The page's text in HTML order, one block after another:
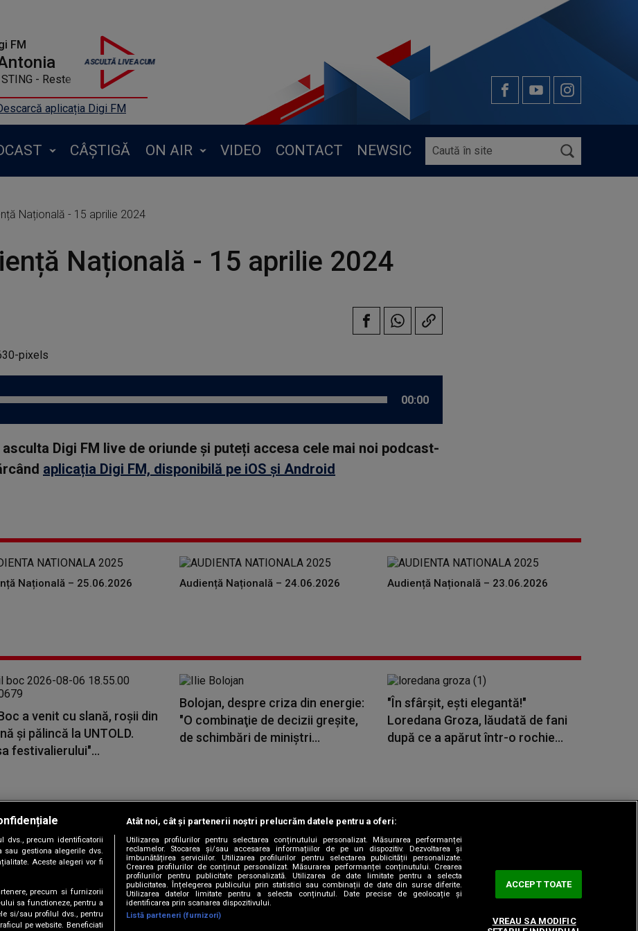
FM
- Reste
aplicația Digi FM
CÂȘTIGĂ ON AIR VIDEO CONTACT NEWSIC
Națională - 15 aprilie 2024
Națională - 15 aprilie 2024
00:00
Digi FM live de oriunde și puteți accesa cele mai noi podcast-
aplicația Digi FM, disponibilă pe iOS și Android
Națională – 25.06.2026 Audiență Națională – 24.06.2026 Audiență Națională – 23.06.2026
a venit cu slană, roșii din
și pălincă la UNTOLD.
festivalierului"...
Bolojan, despre criza din energie:
"O combinaţie de decizii greşite,
de schimbări de miniştri...
"În sfârșit, ești elegantă!"
Loredana Groza, lăudată de fani
după ce a apărut într-o rochie...
Copyright © 2026 / DIGI ROMANIA S.A.
|Termeni și condiții |Politica de confidențialitate|Contact/Info| Codul etic|Sitemap
Urmărește-ne și pe
dvs., precum identificatorii
sau gestiona alegerile dvs.
Aceste alegeri vor fi
precum si furnizorii
sa functioneze, pentru a
si/sau profilul dvs., pentru
pe website. Beneficiati
Atât noi, cât și partenerii noștri prelucrăm datele pentru a oferi:
Utilizarea profilurilor pentru selectarea conținutului personalizat. Măsurarea performanței
reclamelor. Stocarea și/sau accesarea informațiilor de pe un dispozitiv. Dezvoltarea și
îmbunătățirea serviciilor. Utilizarea profilurilor pentru selectarea publicității personalizate.
Crearea profilurilor de conținut personalizat. Măsurarea performanței conținutului. Crearea
profilurilor pentru publicitate personalizată. Utilizarea de date limitate pentru a selecta
publicitatea. Înțelegerea publicului prin statistici sau combinații de date din surse diferite.
Utilizarea datelor limitate pentru a selecta conținutul. Date precise de geolocație și
identificarea prin scanarea dispozitivului.
Listă parteneri (furnizori)
ACCEPT TOATE
VREAU SA MODIFIC